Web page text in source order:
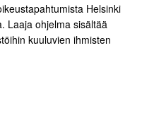
Helsinki
Laaja ohjelma sisältää
kuuluvien ihmisten